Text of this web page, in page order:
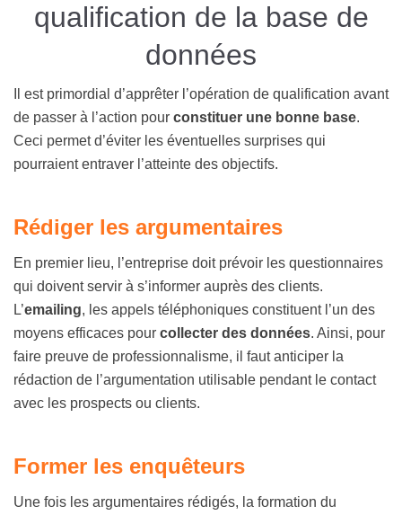
qualification de la base de
données
Il est primordial d’apprêter l’opération de qualification avant
de passer à l’action pour constituer une bonne base.
Ceci permet d’éviter les éventuelles surprises qui
pourraient entraver l’atteinte des objectifs.
Rédiger les argumentaires
En premier lieu, l’entreprise doit prévoir les questionnaires
qui doivent servir à s’informer auprès des clients.
L’emailing, les appels téléphoniques constituent l’un des
moyens efficaces pour collecter des données. Ainsi, pour
faire preuve de professionnalisme, il faut anticiper la
rédaction de l’argumentation utilisable pendant le contact
avec les prospects ou clients.
Former les enquêteurs
Une fois les argumentaires rédigés, la formation du